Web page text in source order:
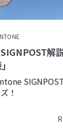
解
！